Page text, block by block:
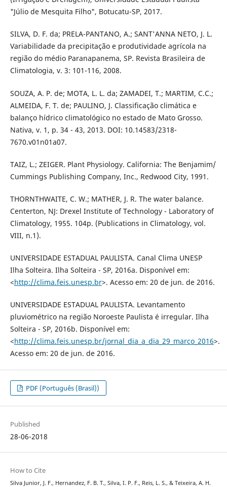
"Júlio de Mesquita Filho", Botucatu-SP, 2017.
SILVA, D. F. da; PRELA-PANTANO, A.; SANT'ANNA NETO, J. L.
Variabilidade da precipitação e produtividade agrícola na
região do médio Paranapanema, SP. Revista Brasileira de
Climatologia, v. 3: 101-116, 2008.
SOUZA, A. P. de; MOTA, L. L. da; ZAMADEI, T.; MARTIM, C.C.;
ALMEIDA, F. T. de; PAULINO, J. Classificação climática e
balanço hídrico climatológico no estado de Mato Grosso.
Nativa, v. 1, p. 34 - 43, 2013. DOI: 10.14583/2318-
7670.v01n01a07.
TAIZ, L.; ZEIGER. Plant Physiology. California: The Benjamim/
Cummings Publishing Company, Inc., Redwood City, 1991.
THORNTHWAITE, C. W.; MATHER, J. R. The water balance.
Centerton, NJ: Drexel Institute of Technology - Laboratory of
Climatology, 1955. 104p. (Publications in Climatology, vol.
VIII, n.1).
UNIVERSIDADE ESTADUAL PAULISTA. Canal Clima UNESP
Ilha Solteira. Ilha Solteira - SP, 2016a. Disponível em:
<http://clima.feis.unesp.br>. Acesso em: 20 de jun. de 2016.
UNIVERSIDADE ESTADUAL PAULISTA. Levantamento
pluviométrico na região Noroeste Paulista é irregular. Ilha
Solteira - SP, 2016b. Disponível em:
<http://clima.feis.unesp.br/jornal_dia_a_dia_29_marco_2016>.
Acesso em: 20 de jun. de 2016.
PDF (Português (Brasil))
Published
28-06-2018
How to Cite
Silva Junior, J. F., Hernandez, F. B. T., Silva, I. P. F., Reis, L. S., & Teixeira, A. H.